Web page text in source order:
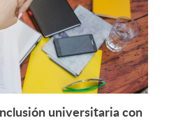
Leer más +
universitaria con